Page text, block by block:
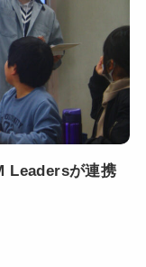
Leadersが連携